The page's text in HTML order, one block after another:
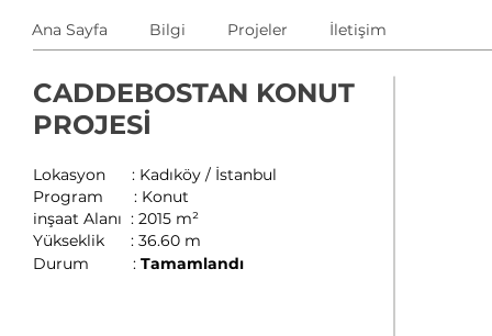
Ana Sayfa Bilgi Projeler İletişim
CADDEBOSTAN KONUT
PROJESİ
Lokasyon : Kadıköy / İstanbul
Program : Konut
inşaat Alanı : 2015 m²
Yükseklik : 36.60 m
Durum : Tamamlandı